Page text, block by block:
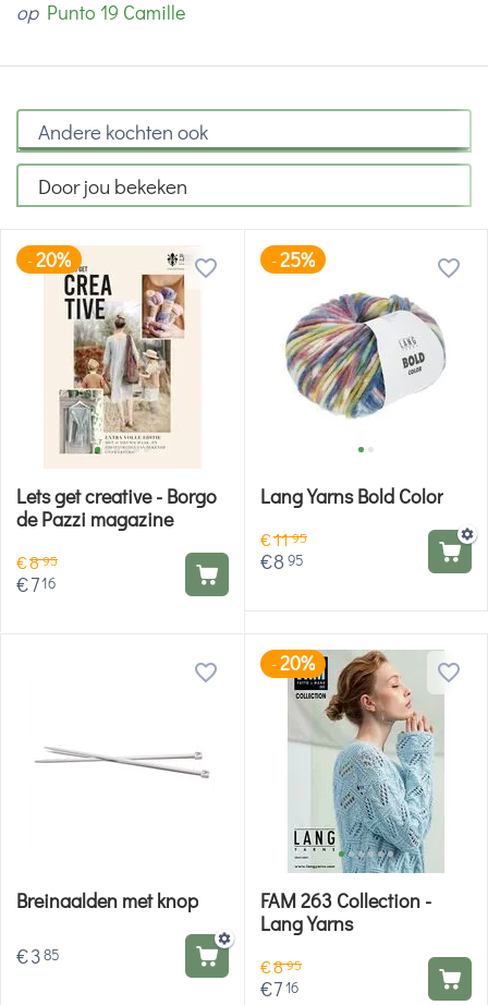
op Punto 19 Camille
Andere kochten ook
Door jou bekeken
-20%
Lets get creative - Borgo
de Pazzi magazine
€895
€716
-25%
Lang Yarns Bold Color
€1195
€8 95
Breinaalden met knop
€385
-20%
FAM 263 Collection -
Lang Yarns
€895
€716